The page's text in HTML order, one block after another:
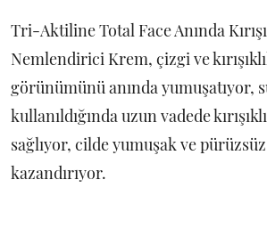
Tri-Aktiline Total Face Anında
Nemlendirici Krem, çizgi ve
görünümünü anında yumuşatıyor,
kullanıldığında uzun vadede
sağlıyor, cilde yumuşak ve
kazandırıyor.